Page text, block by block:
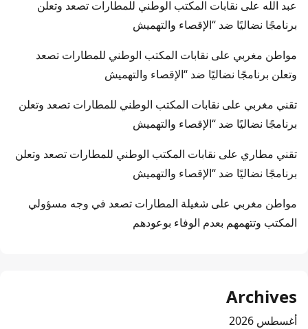
عبد الله على نقابات المكتب الوطني للمطارات تصعد وتعلن
برنامجًا نضاليًا ضد “الإقصاء والتهميش
مواطن مغربي على نقابات المكتب الوطني للمطارات تصعد
وتعلن برنامجًا نضاليًا ضد “الإقصاء والتهميش
تقني مغربي على نقابات المكتب الوطني للمطارات تصعد وتعلن
برنامجًا نضاليًا ضد “الإقصاء والتهميش
تقني مطاري على نقابات المكتب الوطني للمطارات تصعد وتعلن
برنامجًا نضاليًا ضد “الإقصاء والتهميش
مواطن مغربي على شغيلة المطارات تصعد في وجه مسؤولي
المكتب وتتهمهم بعدم الوفاء بوعودهم
Archives
أغسطس 2026